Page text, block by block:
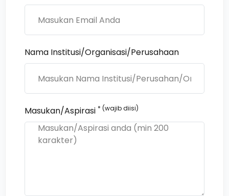
Nama Institusi/Organisasi/Perusahaan
Masukan/Aspirasi * (wajib diisi)